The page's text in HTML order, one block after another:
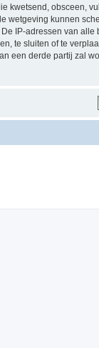
kwetsend, obsceen,
wetgeving kunnen
IP-adressen van
te sluiten of te
een derde partij zal